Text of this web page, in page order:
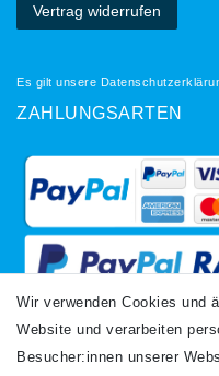
Vertrag widerrufen
Es gilt unsere
ZAHLUNGSARTEN
VERSANDARTEN
Wir verwenden Cookies und
Website und verarbeiten
Besucher:innen unserer